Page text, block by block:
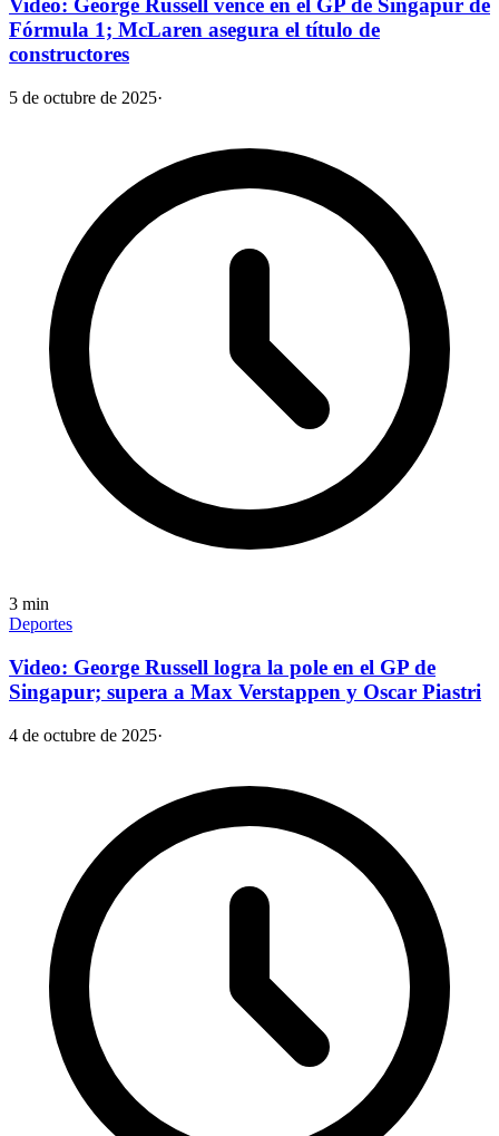
Video: George Russell vence en el GP de Singapur de
Fórmula 1; McLaren asegura el título de
constructores
5 de octubre de 2025·
3 min
Deportes
Video: George Russell logra la pole en el GP de
Singapur; supera a Max Verstappen y Oscar Piastri
4 de octubre de 2025·